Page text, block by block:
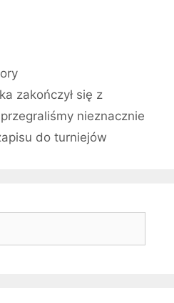
zakończył się z
nieznacznie
do turniejów